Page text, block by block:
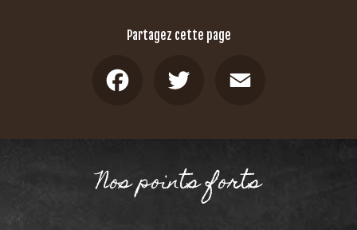
Partagez cette page
Nos points forts